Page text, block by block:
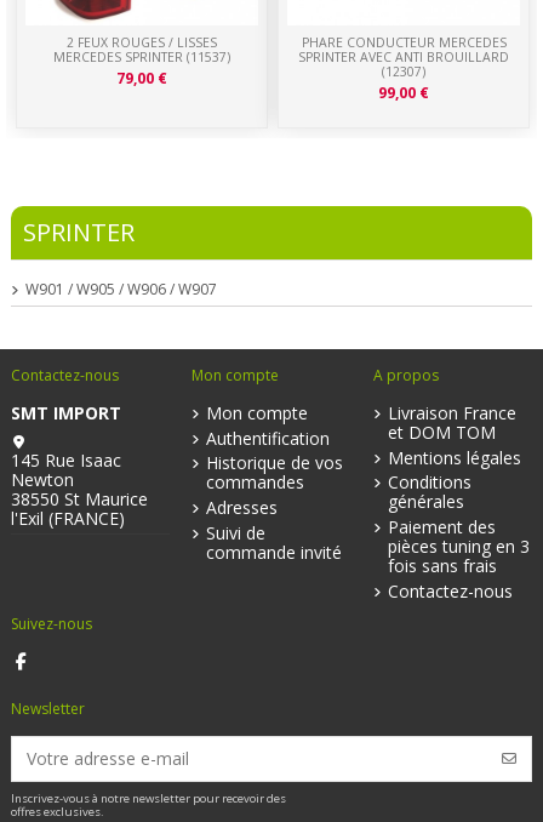
2 FEUX ROUGES / LISSES
MERCEDES SPRINTER (11537)
79,00 €
PHARE CONDUCTEUR MERCEDES
SPRINTER AVEC ANTI BROUILLARD
(12307)
99,00 €
SPRINTER
W901 / W905 / W906 / W907
Contactez-nous
SMT IMPORT
145 Rue Isaac
Newton
38550 St Maurice
l'Exil (FRANCE)
Mon compte
Mon compte
Authentification
Historique de vos
commandes
Adresses
Suivi de
commande invité
A propos
Livraison France
et DOM TOM
Mentions légales
Conditions
générales
Paiement des
pièces tuning en 3
fois sans frais
Contactez-nous
Suivez-nous
Newsletter
Inscrivez-vous à notre newsletter pour recevoir des
offres exclusives.